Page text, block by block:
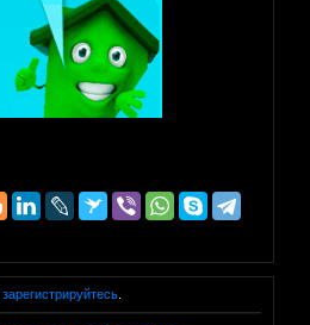
зарегистрируйтесь.